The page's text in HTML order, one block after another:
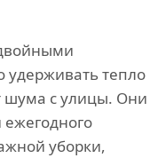
удерживать тепло
шума с улицы. Они
ежегодного
уборки,